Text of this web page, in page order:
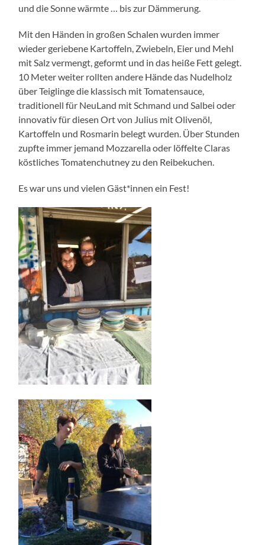
und die Sonne wärmte … bis zur Dämmerung.
Mit den Händen in großen Schalen wurden immer
wieder geriebene Kartoffeln, Zwiebeln, Eier und Mehl
mit Salz vermengt, geformt und in das heiße Fett gelegt.
10 Meter weiter rollten andere Hände das Nudelholz
über Teiglinge die klassisch mit Tomatensauce,
traditionell für NeuLand mit Schmand und Salbei oder
innovativ für diesen Ort von Julius mit Olivenöl,
Kartoffeln und Rosmarin belegt wurden. Über Stunden
zupfte immer jemand Mozzarella oder löffelte Claras
köstliches Tomatenchutney zu den Reibekuchen.
Es war uns und vielen Gäst*innen ein Fest!